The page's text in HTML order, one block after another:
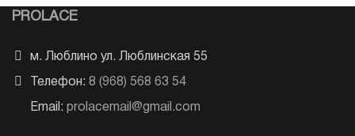
PROLACE
м. Люблино ул. Люблинская 55
Телефон: 8 (968) 568 63 54
Email: prolacemail@gmail.com